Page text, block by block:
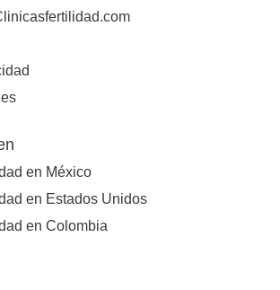
en México
en Estados Unidos
en Colombia